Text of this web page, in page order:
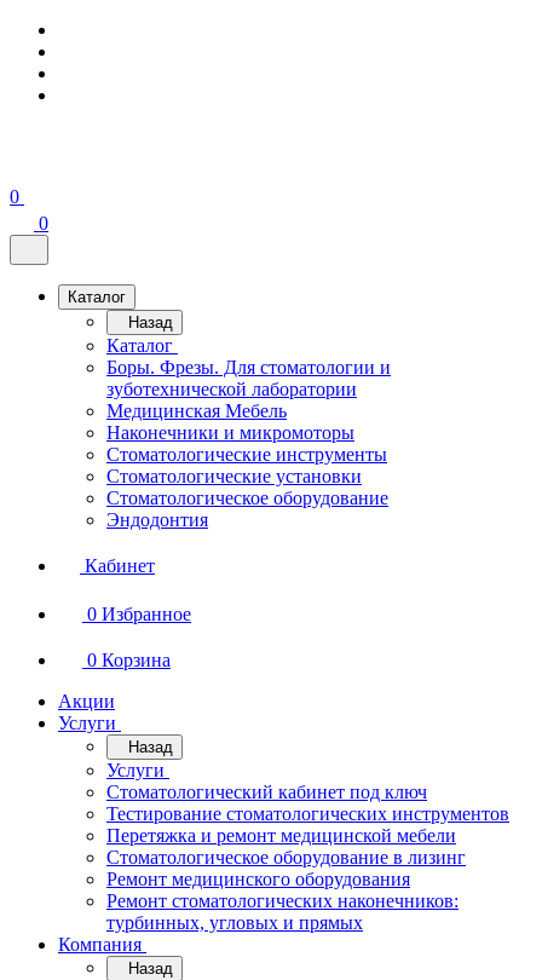
0
0
Каталог
Назад
Каталог
Боры. Фрезы. Для стоматологии и
зуботехнической лаборатории
Медицинская Мебель
Наконечники и микромоторы
Стоматологические инструменты
Стоматологические установки
Стоматологическое оборудование
Эндодонтия
Кабинет
0 Избранное
0 Корзина
Акции
Услуги
Назад
Услуги
Стоматологический кабинет под ключ
Тестирование стоматологических инструментов
Перетяжка и ремонт медицинской мебели
Стоматологическое оборудование в лизинг
Ремонт медицинского оборудования
Ремонт стоматологических наконечников:
турбинных, угловых и прямых
Компания
Назад